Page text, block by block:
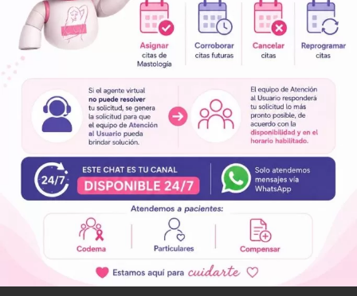
PBX: (601) 3 47 81 00
Whastapp: (+57) 316 016 91 25
*E-mail: ramirosanchezmd@gmail.com –
administracion@clinicadelseno.com
Bogotá. D.C
Calle 38 C Sur # 78P-03
PBX: (601) 3 47 81 00 EXT. 105 o 106
Whastapp: (+57) 315 892 32 98